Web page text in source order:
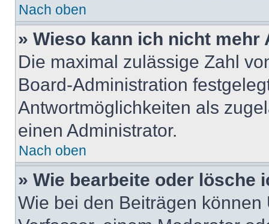
Nach oben
» Wieso kann ich nicht
Die maximal zulässige Zahl
Board-Administration
Antwortmöglichkeiten als
einen Administrator.
Nach oben
» Wie bearbeite oder lösche
Wie bei den Beiträgen